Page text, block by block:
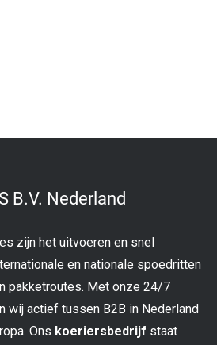
B.V. Nederland
zijn het uitvoeren en snel
en nationale spoedritten
pakketroutes. Met onze 24/7
wij actief tussen B2B in Nederland
Ons koeriersbedrijf staat